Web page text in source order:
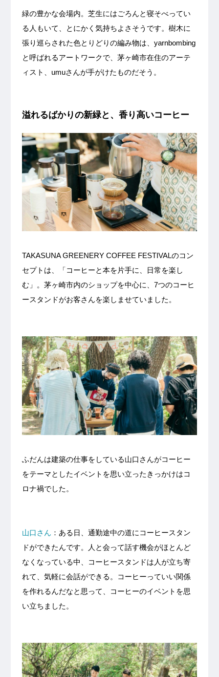
緑の豊かな会場内。芝生にはごろんと寝そべってい
る人もいて、とにかく気持ちよさそうです。樹木に
張り巡らされた色とりどりの編み物は、yarnbombing
と呼ばれるアートワークで、茅ヶ崎市在住のアーテ
ィスト、umuさんが手がけたものだそう。
溢れるばかりの新緑と、香り高いコーヒー
TAKASUNA GREENERY COFFEE FESTIVALのコン
セプトは、「コーヒーと本を片手に、日常を楽し
む」。茅ヶ崎市内のショップを中心に、7つのコーヒ
ースタンドがお客さんを楽しませていました。
ふだんは建築の仕事をしている山口さんがコーヒー
をテーマとしたイベントを思い立ったきっかけはコ
ロナ禍でした。
山口さん ：ある日、通勤途中の道にコーヒースタン
ドができたんです。人と会って話す機会がほとんど
なくなっている中、コーヒースタンドは人が立ち寄
れて、気軽に会話ができる。コーヒーっていい関係
を作れるんだなと思って、コーヒーのイベントを思
い立ちました。